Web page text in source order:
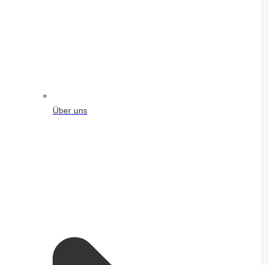
Über uns